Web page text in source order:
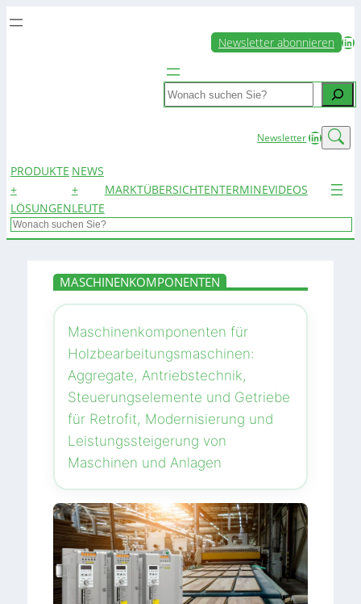
Newsletter abonnieren LinkedIn
Search
NewsletterLinkedIn
PRODUKTE
+
LÖSUNGEN
NEWS
+
LEUTE
MARKTÜBERSICHTENTERMINEVIDEOS
Search
MASCHINENKOMPONENTEN
Maschinenkomponenten für
Holzbearbeitungsmaschinen:
Aggregate, Antriebstechnik,
Steuerungselemente und Getriebe
für Retrofit, Modernisierung und
Leistungssteigerung von
Maschinen und Anlagen